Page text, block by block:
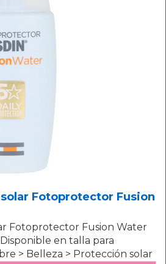
Fotoprotector Fusion
Fotoprotector Fusion Water
en talla para
> Belleza > Protección solar